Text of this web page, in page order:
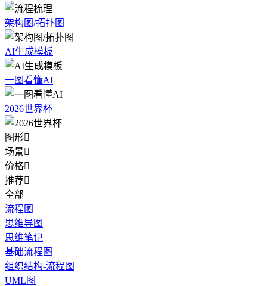
架构图/拓扑图
AI生成模板
一图看懂AI
2026世界杯
图形
场景
价格
推荐
全部
流程图
思维导图
思维笔记
基础流程图
组织结构-流程图
UML图